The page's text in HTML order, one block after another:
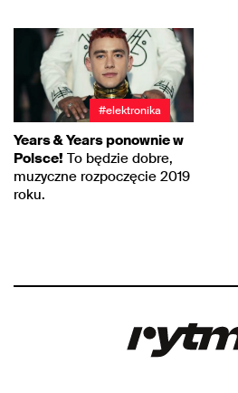
#elektronika
Years & Years ponownie w
Polsce! To będzie dobre,
muzyczne rozpoczęcie 2019
roku.